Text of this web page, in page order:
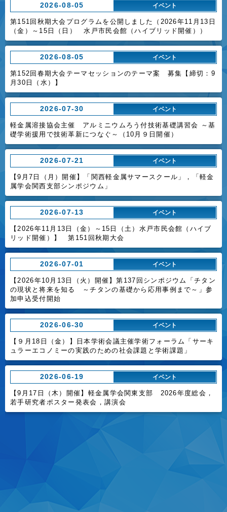
2026-08-05 イベント
第151回秋期大会プログラムを公開しました（2026年11月13日
（金）～15日（日） 水戸市民会館（ハイブリッド開催））
2026-08-05 イベント
第152回春期大会テーマセッションのテーマ案 募集【締切：9
月30日（水）】
2026-07-30 イベント
軽金属溶接協会主催 アルミニウムろう付技術基礎講習会 ～基
礎学術援用で技術革新につなぐ～（10月９日開催）
2026-07-21 イベント
【9月7日（月）開催】「関西軽金属サマースクール」，「軽金
属学会関西支部シンポジウム」
2026-07-13 イベント
【2026年11月13日（金）～15日（土）水戸市民会館（ハイブ
リッド開催）】 第151回秋期大会
2026-07-01 イベント
【2026年10月13日（火）開催】第137回シンポジウム「チタン
の現状と将来を知る ～チタンの基礎から応用事例まで～」参
加申込受付開始
2026-06-30 イベント
【９月18日（金）】日本学術会議主催学術フォーラム「サーキ
ュラーエコノミーの実践のための社会課題と学術課題」
2026-06-19 イベント
【9月17日（木）開催】軽金属学会関東支部 2026年度総会，
若手研究者ポスター発表会，講演会